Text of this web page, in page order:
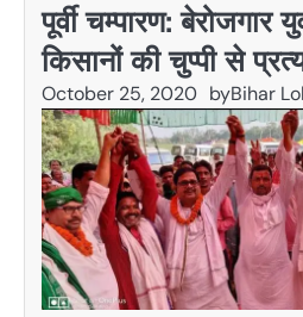
पूर्वी चम्पारण:
किसानों की चुप्पी से
October 25, 2020 byBihar